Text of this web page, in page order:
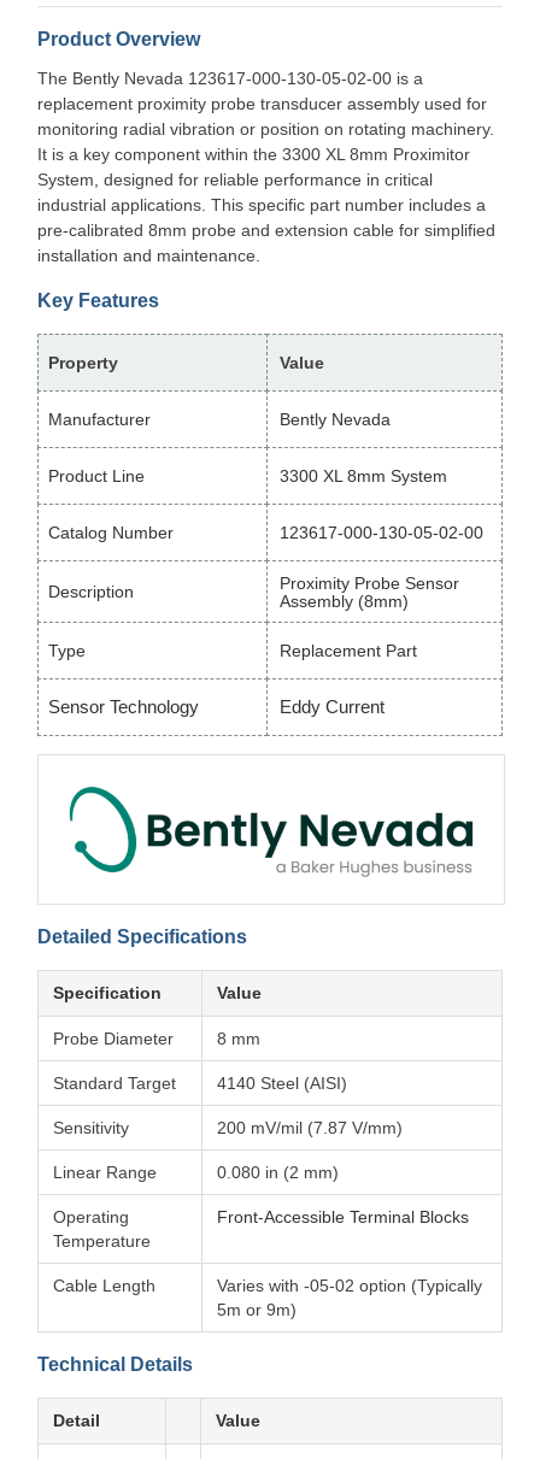
Product Overview
The Bently Nevada 123617-000-130-05-02-00 is a
replacement proximity probe transducer assembly used for
monitoring radial vibration or position on rotating machinery.
It is a key component within the 3300 XL 8mm Proximitor
System, designed for reliable performance in critical
industrial applications. This specific part number includes a
pre-calibrated 8mm probe and extension cable for simplified
installation and maintenance.
Key Features
Property Value
Manufacturer Bently Nevada
Product Line 3300 XL 8mm System
Catalog Number 123617-000-130-05-02-00
Description
Proximity Probe Sensor
Assembly (8mm)
Type Replacement Part
Sensor Technology Eddy Current
Detailed Specifications
Specification Value
Probe Diameter 8 mm
Standard Target 4140 Steel (AISI)
Sensitivity 200 mV/mil (7.87 V/mm)
Linear Range 0.080 in (2 mm)
Operating
Temperature
Front-Accessible Terminal Blocks
Cable Length
Varies with -05-02 option (Typically
5m or 9m)
Technical Details
Detail Value